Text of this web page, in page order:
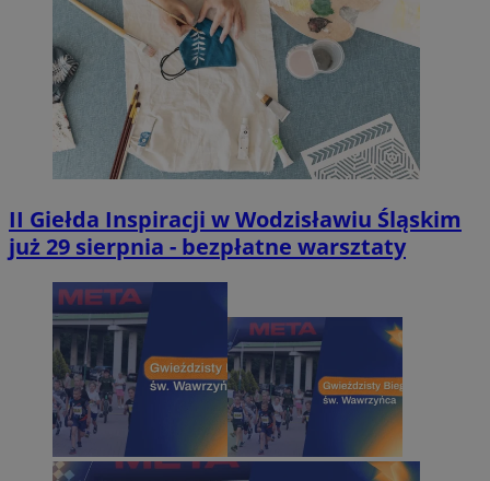
II Giełda Inspiracji w Wodzisławiu Śląskim
już 29 sierpnia - bezpłatne warsztaty